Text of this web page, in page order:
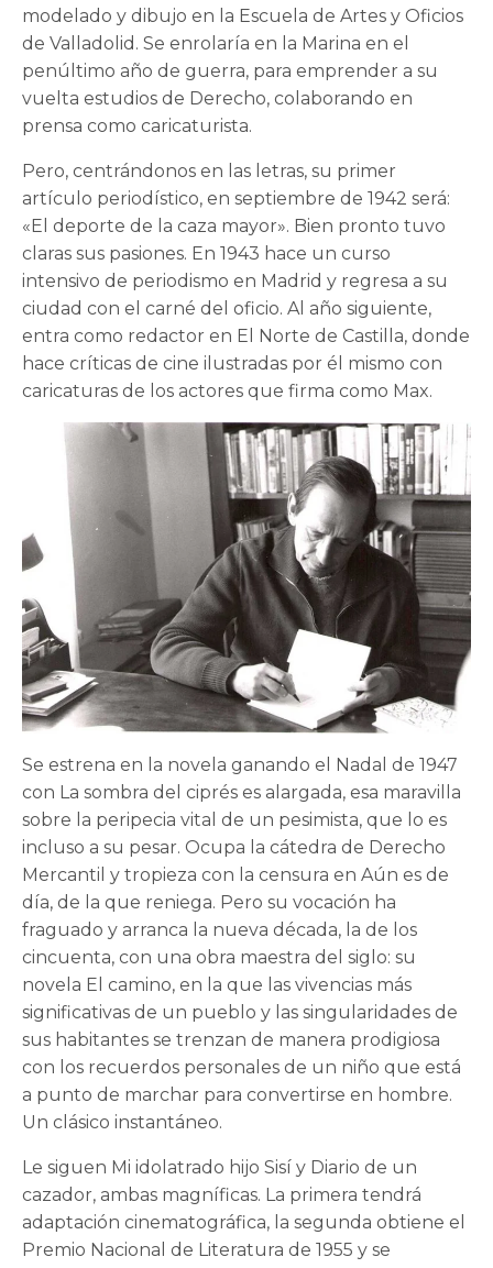
modelado y dibujo en la Escuela de Artes y Oficios
de Valladolid. Se enrolaría en la Marina en el
penúltimo año de guerra, para emprender a su
vuelta estudios de Derecho, colaborando en
prensa como caricaturista.
Pero, centrándonos en las letras, su primer
artículo periodístico, en septiembre de 1942 será:
«El deporte de la caza mayor». Bien pronto tuvo
claras sus pasiones. En 1943 hace un curso
intensivo de periodismo en Madrid y regresa a su
ciudad con el carné del oficio. Al año siguiente,
entra como redactor en El Norte de Castilla, donde
hace críticas de cine ilustradas por él mismo con
caricaturas de los actores que firma como Max.
Se estrena en la novela ganando el Nadal de 1947
con La sombra del ciprés es alargada, esa maravilla
sobre la peripecia vital de un pesimista, que lo es
incluso a su pesar. Ocupa la cátedra de Derecho
Mercantil y tropieza con la censura en Aún es de
día, de la que reniega. Pero su vocación ha
fraguado y arranca la nueva década, la de los
cincuenta, con una obra maestra del siglo: su
novela El camino, en la que las vivencias más
significativas de un pueblo y las singularidades de
sus habitantes se trenzan de manera prodigiosa
con los recuerdos personales de un niño que está
a punto de marchar para convertirse en hombre.
Un clásico instantáneo.
Le siguen Mi idolatrado hijo Sisí y Diario de un
cazador, ambas magníficas. La primera tendrá
adaptación cinematográfica, la segunda obtiene el
Premio Nacional de Literatura de 1955 y se